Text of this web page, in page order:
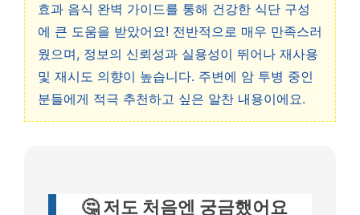
효과 음식 완벽 가이드를 통해 건강한 식단 구성
에 큰 도움을 받았어요! 전반적으로 매우 만족스러
웠으며, 정보의 신뢰성과 실용성이 뛰어나 재사용
및 재시도 의향이 높습니다. 주변에 암 투병 중인
분들에게 적극 추천하고 싶은 알찬 내용이에요.
🤔 저도 처음엔 궁금했어요